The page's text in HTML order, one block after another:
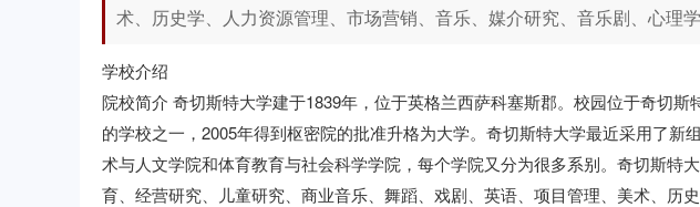
术、历史学、人力资源管理、市场营销、音乐、媒介研究、音乐剧、心理
学校介绍
院校简介 奇切斯特大学建于1839年，位于英格兰西萨科塞斯郡。校园位于奇切
的学校之一，2005年得到枢密院的批准升格为大学。奇切斯特大学最近采用了新
术与人文学院和体育教育与社会科学学院，每个学院又分为很多系别。奇切斯特
育、经营研究、儿童研究、商业音乐、舞蹈、戏剧、英语、项目管理、美术、历